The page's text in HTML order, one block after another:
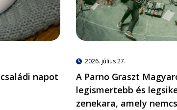
napot
2026. július 27.
A Parno Graszt
legismertebb és
zenekara, amely